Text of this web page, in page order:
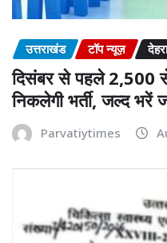
उत्तराखंड टॉप न्यूज़
दिसंबर से पहले 2,500
निकलेगी भर्ती, जल्द भरें
Parvatiytimes